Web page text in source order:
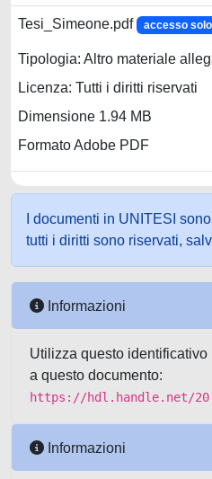
Tesi_Simeone.pdf accesso
Tipologia: Altro materiale
Licenza: Tutti i diritti riservati
Dimensione 1.94 MB
Formato Adobe PDF
I documenti in UNITESI
tutti i diritti sono riservati,
Informazioni
Utilizza questo
a questo documento:
https://hdl.handle.net/
Informazioni